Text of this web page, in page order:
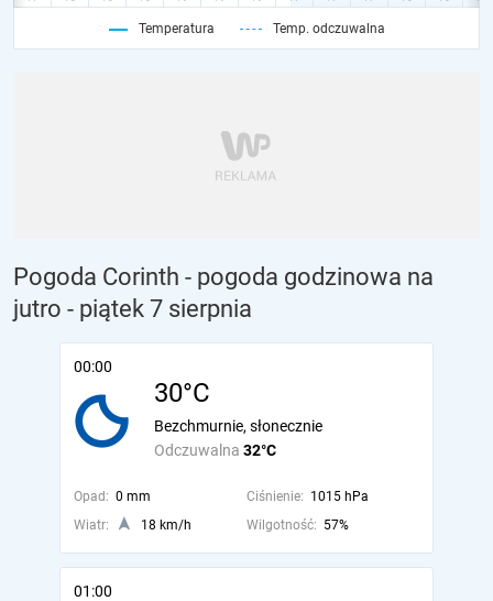
Temperatura Temp. odczuwalna
Pogoda Corinth - pogoda godzinowa na
jutro - piątek 7 sierpnia
00:00
30°C
Odczuwalna 32°C
Bezchmurnie, słonecznie
Opad: 0 mm Ciśnienie: 1015 hPa
Wiatr:
18 km/h Wilgotność: 57%
01:00